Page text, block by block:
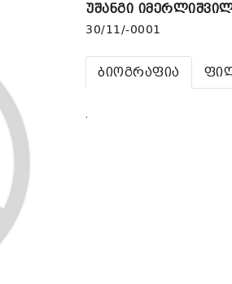
უშანგი
30/11/-0001
ბიოგრაფია
.